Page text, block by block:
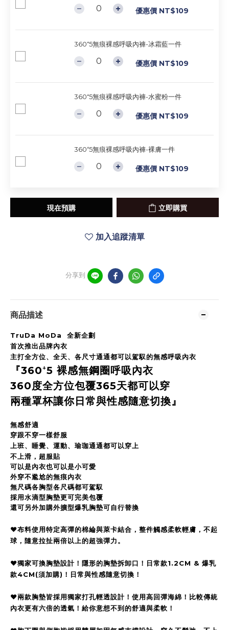
優惠價 NT$109
360⁺5無痕裸感呼吸內褲-冰霜藍一件
優惠價 NT$109
360⁺5無痕裸感呼吸內褲-水蜜粉一件
優惠價 NT$109
360⁺5無痕裸感呼吸內褲-裸膚一件
優惠價 NT$109
現在預購 立即購買
加入追蹤清單
分享到
商品描述
TruDa MoDa
全新企劃
首次推出品牌內衣
主打全方位、全天、各尺寸通通都可以駕馭的無感呼吸內衣
『360⁺5 裸感無鋼圈呼吸內衣
360度全方位包覆365天都可以穿
兩種罩杯讓你日常與性感隨意切換』
無感舒適
穿跟不穿一樣舒服
上班、睡覺、運動、瑜珈通通都可以穿上
不上滑，超服貼
可以是內衣也可以是小可愛
外穿不尷尬的無痕內衣
無尺碼各胸型各尺碼都可駕馭
採用水滴型胸墊更可完美包覆
還可另外加購外擴型爆乳胸墊可自行替換
❤️布料使用特定高彈的棉綸與萊卡結合，整件觸感柔軟輕膚，不起
球，隨意拉扯兩倍以上的超強彈力。
❤️獨家可換胸墊設計！隱形的胸墊拆卸口！日常款1.2CM & 爆乳
款4CM(須加購)！日常與性感隨意切換！
❤️兩款胸墊皆採用獨家打孔輕透設計！使用高回彈海綿！比較傳統
內衣更有六倍的透氣！給你意想不到的舒適與柔軟！